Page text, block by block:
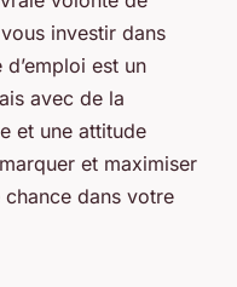
investir dans
est un
avec de la
et une attitude
et maximiser
dans votre